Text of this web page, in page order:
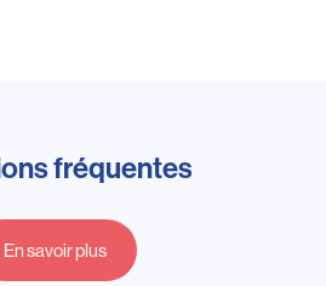
fréquentes
En savoir plus